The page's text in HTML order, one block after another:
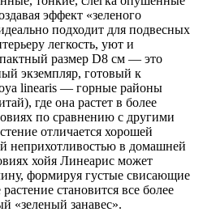
эффект «зеленого
подходит для подвесных
легкость, уют и
размер D8 см — это
экземпляр, готовый к
linearis — горные районы
где она растет в более
по сравнению с другими
отличается хорошей
неприхотливостью в домашней
хойя Линеарис может
формируя густые свисающие
становится все более
«зеленый занавес».